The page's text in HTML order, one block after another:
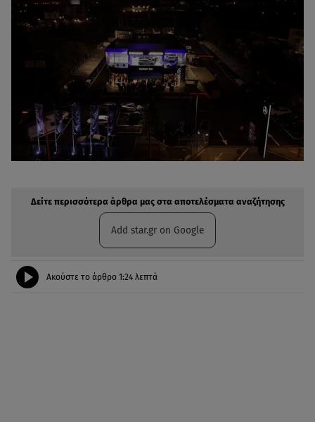
Δείτε περισσότερα άρθρα μας στα αποτελέσματα αναζήτησης
Add star.gr on Google
Ακούστε το άρθρο 1:24 λεπτά